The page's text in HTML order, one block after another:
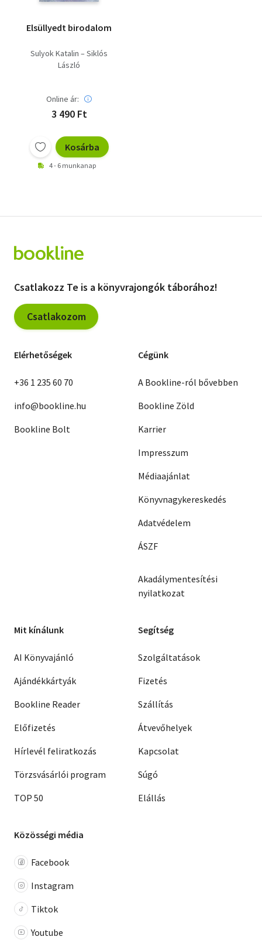
Elsüllyedt birodalom
Sulyok Katalin – Siklós
László
Online ár:
3 490 Ft
Kosárba
4 - 6 munkanap
Csatlakozz Te is a könyvrajongók táborához!
Csatlakozom
Elérhetőségek
+36 1 235 60 70
info@bookline.hu
Bookline Bolt
Cégünk
A Bookline-ról bővebben
Bookline Zöld
Karrier
Impresszum
Médiaajánlat
Könyvnagykereskedés
Adatvédelem
ÁSZF
Akadálymentesítési
nyilatkozat
Mit kínálunk
AI Könyvajánló
Ajándékkártyák
Bookline Reader
Előfizetés
Hírlevél feliratkozás
Törzsvásárlói program
TOP 50
Segítség
Szolgáltatások
Fizetés
Szállítás
Átvevőhelyek
Kapcsolat
Súgó
Elállás
Közösségi média
Facebook
Instagram
Tiktok
Youtube